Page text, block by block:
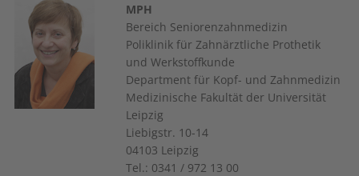
MPH
Bereich Seniorenzahnmedizin
Poliklinik für Zahnärztliche Prothetik
und Werkstoffkunde
Department für Kopf- und Zahnmedizin
Medizinische Fakultät der Universität
Leipzig
Liebigstr. 10-14
04103 Leipzig
Tel.: 0341 / 972 13 00